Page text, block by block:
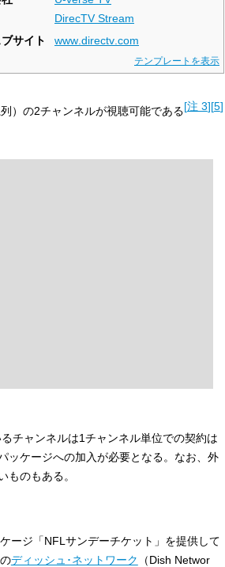
DirecTV Stream
サイト
www.directv.com
テンプレートを表示
）の2チャンネルが視聴可能である[注 3][5]
チャンネルは1チャンネル単位での契約は
ッケージへの加入が必要となる。なお、外
ものもある。
ージ「NFLサンデーチケット」を提供して
ディッシュ･ネットワーク
（Dish Networ